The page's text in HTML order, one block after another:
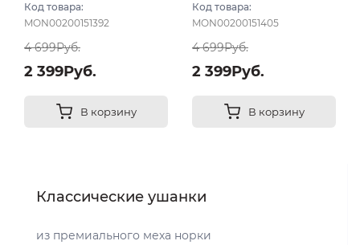
Код товара:
MON00200151392
4 699Руб.
2 399Руб.
В корзину
Код товара:
MON00200151405
4 699Руб.
2 399Руб.
В корзину
Классические ушанки
из премиального меха норки